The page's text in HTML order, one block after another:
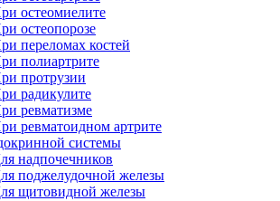
остеомиелите
остеопорозе
переломах костей
полиартрите
протрузии
радикулите
ревматизме
ревматоидном артрите
системы
надпочечников
поджелудочной железы
щитовидной железы